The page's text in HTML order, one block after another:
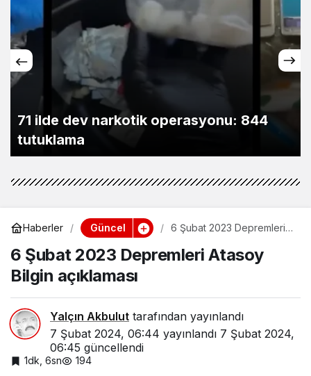
71 ilde dev narkotik operasyonu: 844
tutuklama
Haberler Güncel
6 Şubat 2023 Depremleri
6 Şubat 2023 Depremleri Atasoy
Bilgin açıklaması
Yalçın Akbulut tarafından yayınlandı
7 Şubat 2024, 06:44 yayınlandı 7 Şubat 2024,
06:45 güncellendi
1dk, 6sn 194